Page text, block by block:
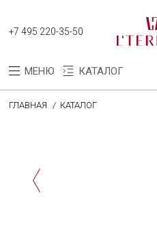
+7 495 220-35-50
МЕНЮ КАТАЛОГ
Коллекция мужских часов
ГЛАВНАЯ КАТАЛОГ